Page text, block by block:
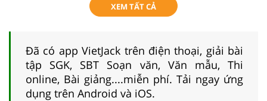
XEM TẤT CẢ
Đã có app VietJack trên điện thoại, giải bài
tập SGK, SBT Soạn văn, Văn mẫu, Thi
online, Bài giảng....miễn phí. Tải ngay ứng
dụng trên Android và iOS.